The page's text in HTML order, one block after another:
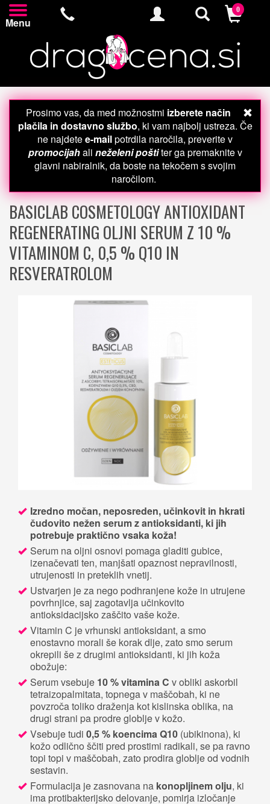
Menu
0
Prosimo vas, da med možnostmi izberete način
plačila in dostavno službo, ki vam najbolj ustreza. Če
ne najdetee-mailpotrdila naročila, preverite v
promocijahali neželeni poštiter ga premaknite v
glavni nabiralnik, da boste na tekočem s svojim
naročilom.
BASICLAB COSMETOLOGY ANTIOXIDANT
REGENERATING OLJNI SERUM Z 10 %
VITAMINOM C, 0,5 % Q10 IN
RESVERATROLOM
Izredno močan, neposreden, učinkovit in hkrati
čudovito nežen serum z antioksidanti, ki jih
potrebuje praktično vsaka koža!
Serum na oljni osnovi pomaga gladiti gubice,
izenačevati ten, manjšati opaznost nepravilnosti,
utrujenosti in preteklih vnetij.
Ustvarjen je za nego podhranjene kože in utrujene
povrhnjice, saj zagotavlja učinkovito
antioksidacijsko zaščito vaše kože.
Vitamin C je vrhunski antioksidant, a smo
enostavno morali še korak dlje, zato smo serum
okrepili še z drugimi antioksidanti, ki jih koža
obožuje:
Serum vsebuje 10 % vitamina C v obliki askorbil
tetraizopalmitata, topnega v maščobah, ki ne
povzroča toliko draženja kot kislinska oblika, na
drugi strani pa prodre globlje v kožo.
Vsebuje tudi 0,5 % koencima Q10 (ubikinona), ki
kožo odlično ščiti pred prostimi radikali, se pa ravno
topi topi v maščobah, zato prodira globlje od vodnih
sestavin.
Formulacija je zasnovana na konopljinem olju, ki
ima protibakterijsko delovanje, pomirja izločanje